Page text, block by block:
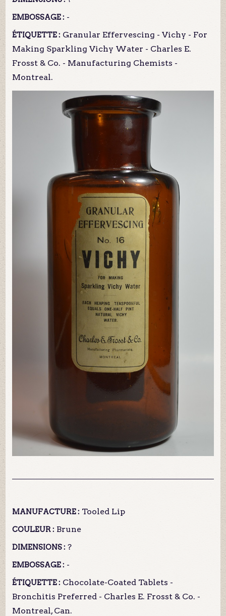
EMBOSSAGE : -
ÉTIQUETTE : Granular Effervescing - Vichy - For
Making Sparkling Vichy Water - Charles E.
Frosst & Co. - Manufacturing Chemists -
Montreal.
MANUFACTURE : Tooled Lip
COULEUR : Brune
DIMENSIONS : ?
EMBOSSAGE : -
ÉTIQUETTE : Chocolate-Coated Tablets -
Bronchitis Preferred - Charles E. Frosst & Co. -
Montreal, Can.